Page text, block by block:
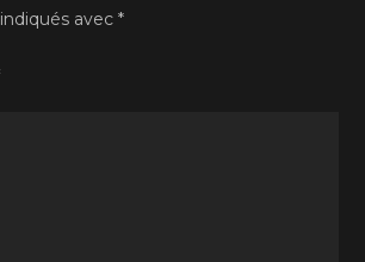
avec*